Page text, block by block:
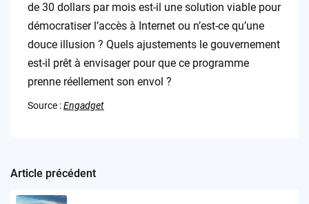
de 30 dollars par mois est-il une solution viable pour
démocratiser l’accès à Internet ou n’est-ce qu’une
douce illusion ? Quels ajustements le gouvernement
est-il prêt à envisager pour que ce programme
prenne réellement son envol ?
Source :Engadget
Post
Article précédent